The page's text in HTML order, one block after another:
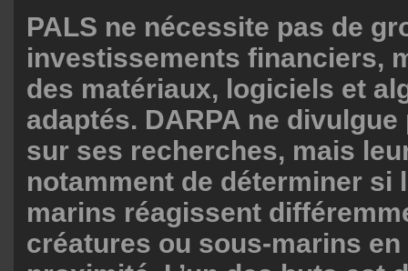
PALS ne nécessite pas de
investissements financiers,
des matériaux, logiciels et
adaptés. DARPA ne
sur ses recherches, mais
notamment de déterminer si
marins réagissent
créatures ou sous-marins